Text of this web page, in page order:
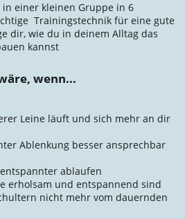
einer kleinen Gruppe in 6
Trainingstechnik für eine gute
dir, wie du in deinem Alltag das
kannst
wenn...
Leine läuft und sich mehr an dir
Ablenkung besser ansprechbar
ablaufen
erholsam und entspannend sind
nicht mehr vom dauernden